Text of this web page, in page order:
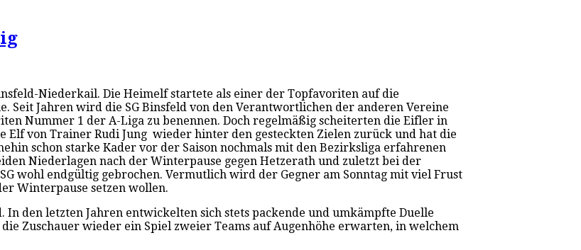
Niederkail. Die Heimelf startete als einer der Topfavoriten auf die
Seit Jahren wird die SG Binsfeld von den Verantwortlichen der anderen Vereine
Nummer 1 der A-Liga zu benennen. Doch regelmäßig scheiterten die Eifler in
von Trainer Rudi Jung wieder hinter den gesteckten Zielen zurück und hat die
schon starke Kader vor der Saison nochmals mit den Bezirksliga erfahrenen
Niederlagen nach der Winterpause gegen Hetzerath und zuletzt bei der
wohl endgültig gebrochen. Vermutlich wird der Gegner am Sonntag mit viel Frust
Winterpause setzen wollen.
den letzten Jahren entwickelten sich stets packende und umkämpfte Duelle
Zuschauer wieder ein Spiel zweier Teams auf Augenhöhe erwarten, in welchem